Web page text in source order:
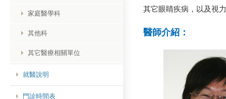
家庭醫學科
其他科
其它醫療相關單位
就醫說明
門診時間表
其它眼睛疾病，以及視
醫師介紹：